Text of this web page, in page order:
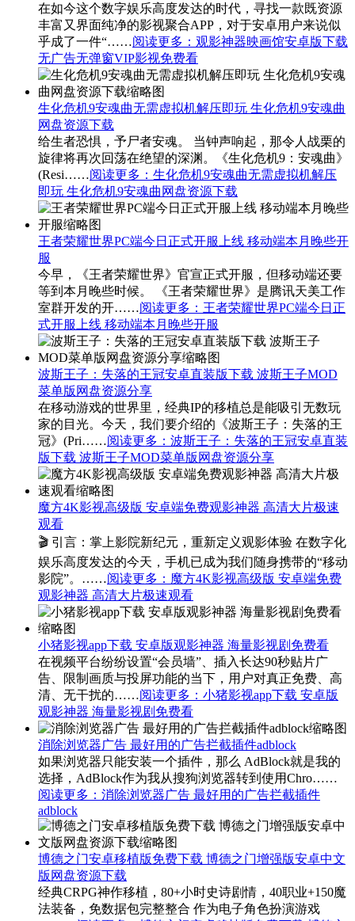
在如今这个数字娱乐高度发达的时代，寻找一款既资源
丰富又界面纯净的影视聚合APP，对于安卓用户来说似
乎成了一件“……阅读更多 ：观影神器映画馆安卓版下载
无广告无弹窗VIP影视免费看
生化危机9安魂曲无需虚拟机解压即玩 生化危机9安魂曲
网盘资源下载
给生者恐惧，予尸者安魂。 当钟声响起，那令人战栗的
旋律将再次回荡在绝望的深渊。《生化危机9：安魂曲》
(Resi……阅读更多 ：生化危机9安魂曲无需虚拟机解压
即玩 生化危机9安魂曲网盘资源下载
王者荣耀世界PC端今日正式开服上线 移动端本月晚些开
服
今早，《王者荣耀世界》官宣正式开服，但移动端还要
等到本月晚些时候。 《王者荣耀世界》是腾讯天美工作
室群开发的开……阅读更多 ：王者荣耀世界PC端今日正
式开服上线 移动端本月晚些开服
波斯王子：失落的王冠安卓直装版下载 波斯王子MOD
菜单版网盘资源分享
在移动游戏的世界里，经典IP的移植总是能吸引无数玩
家的目光。今天，我们要介绍的《波斯王子：失落的王
冠》(Pri……阅读更多 ：波斯王子：失落的王冠安卓直装
版下载 波斯王子MOD菜单版网盘资源分享
魔方4K影视高级版 安卓端免费观影神器 高清大片极速
观看
🎬 引言：掌上影院新纪元，重新定义观影体验 在数字化
娱乐高度发达的今天，手机已成为我们随身携带的“移动
影院”。……阅读更多 ：魔方4K影视高级版 安卓端免费
观影神器 高清大片极速观看
小猪影视app下载 安卓版观影神器 海量影视剧免费看
在视频平台纷纷设置“会员墙”、插入长达90秒贴片广
告、限制画质与投屏功能的当下，用户对真正免费、高
清、无干扰的……阅读更多 ：小猪影视app下载 安卓版
观影神器 海量影视剧免费看
消除浏览器广告 最好用的广告拦截插件adblock
如果浏览器只能安装一个插件，那么 AdBlock就是我的
选择，AdBlock作为我从搜狗浏览器转到使用Chro……
阅读更多 ：消除浏览器广告 最好用的广告拦截插件
adblock
博德之门安卓移植版免费下载 博德之门增强版安卓中文
版网盘资源下载
经典CRPG神作移植，80+小时史诗剧情，40职业+150魔
法装备，免数据包完整整合 作为电子角色扮演游戏